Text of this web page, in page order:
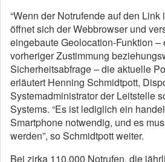
“Wenn der Notrufende auf den Link
öffnet sich der Webbrowser und
eingebaute Geolocation-Funktion –
vorheriger Zustimmung
Sicherheitsabfrage – die aktuelle
erläutert Henning Schmidtpott,
Systemadministrator der Leitstelle
Systems. “Es ist lediglich ein
Smartphone notwendig, und es
werden”, so Schmidtpott weiter.
Bei zirka 110.000 Notrufen, die